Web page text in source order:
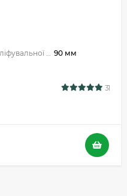
Корисна довжина консолі для шліфувальної стрічки: 90 мм
31